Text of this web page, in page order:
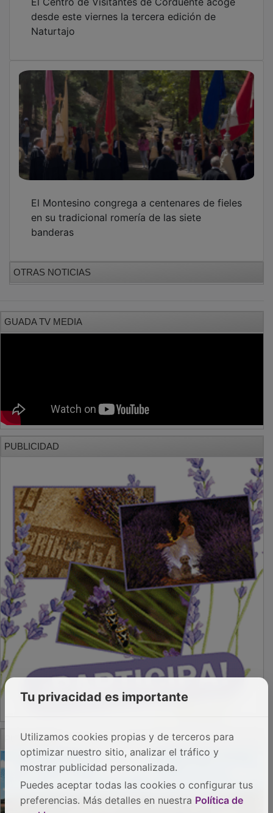
PUBLICIDAD
PUBLICIDAD
Tu privacidad es importante
Utilizamos cookies propias y de terceros para
optimizar nuestro sitio, analizar el tráfico y
mostrar publicidad personalizada.
Puedes aceptar todas las cookies o configurar tus
preferencias. Más detalles en nuestra Política de